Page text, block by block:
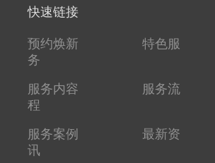
快速链接
预约焕新
特色服
务
服务内容
服务流
程
服务案例
最新资
讯